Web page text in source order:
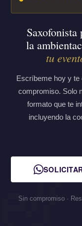
Saxofonista
la
tu
Escríbeme hoy y te
compromiso. Solo
formato que te
incluyendo la
Sin compromiso ·